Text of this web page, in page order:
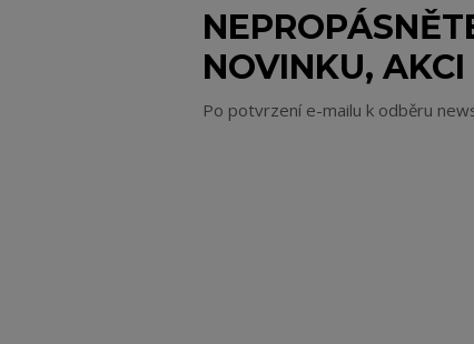
NOVINKU, AKCI
Po potvrzení e-mailu k odběru